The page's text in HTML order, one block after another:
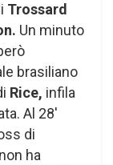
Trossard
Un minuto
brasiliano
Rice, infila
Al 28′
di
ha